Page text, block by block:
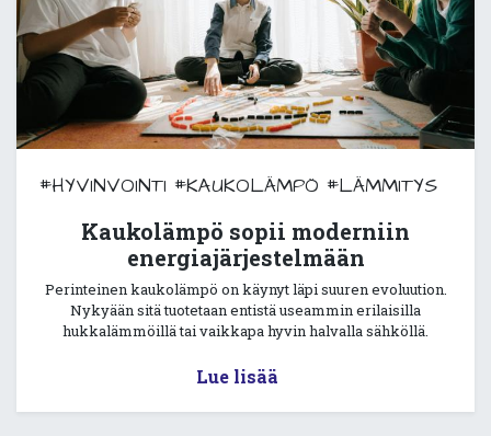
#HYVINVOINTI #KAUKOLÄMPÖ #LÄMMITYS
Kaukolämpö sopii moderniin
energiajärjestelmään
Perinteinen kaukolämpö on käynyt läpi suuren evoluution.
Nykyään sitä tuotetaan entistä useammin erilaisilla
hukkalämmöillä tai vaikkapa hyvin halvalla sähköllä.
Lue lisää